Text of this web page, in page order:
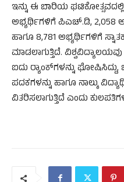
ಇನ್ನು ಈ ಬಾರಿಯ
ಅಭ್ಯರ್ಥಿಗಳಿಗೆ ಪಿಎಚ್.ಡಿ, 2,058
ಹಾಗೂ 8,781 ಅಭ್ಯರ್ಥಿಗಳಿಗೆ
ಮಾಡಲಾಗುತ್ತಿದೆ.
ಐದು ರ‍್ಯಾಂಕ್​ಗಳನ್ನು ಘೋಷಿಸಿದ್ದು,
ಪದಕಗಳನ್ನು ಹಾಗೂ ನಾಲ್ಕು
ವಿತರಿಸಲಾಗುತ್ತಿದೆ ಎಂದು